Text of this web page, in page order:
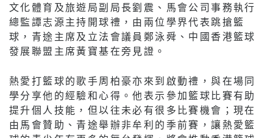
文化體育及旅遊局副局長劉震、馬會公司事務執行
總監譚志源主持開球禮，由兩位學界代表跳搶籃
球，青途主席及立法會議員鄭泳舜、中國香港籃球
發展聯盟主席黃寶基在旁見證。
熱愛打籃球的歌手周柏豪亦來到啟動禮，與在場同
學分享他的經驗和心得。他表示參加籃球比賽有助
提升個人技能，但以往未必有很多比賽機會；現在
由馬會贊助、青途舉辦非牟利的季前賽，讓熱愛籃